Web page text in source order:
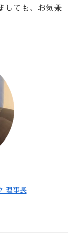
しても、お気兼
理事長